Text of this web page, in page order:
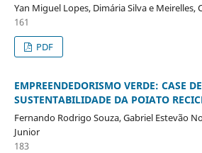
Yan Miguel Lopes, Dimária Silva e Meirelles,
161
PDF
EMPREENDEDORISMO VERDE: CASE
SUSTENTABILIDADE DA POIATO
Fernando Rodrigo Souza, Gabriel Estevão
Junior
183